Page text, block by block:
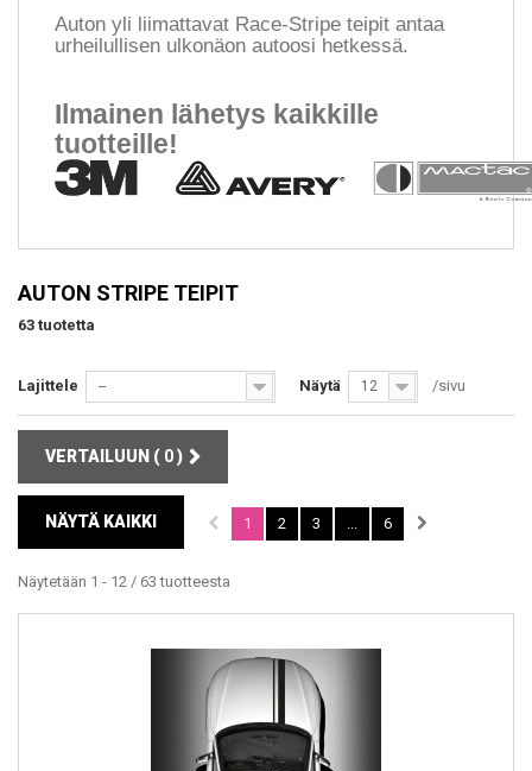
Auton yli liimattavat Race-Stripe teipit antaa
urheilullisen ulkonäon autoosi hetkessä.
Ilmainen lähetys kaikkille
tuotteille!
AUTON STRIPE TEIPIT
63 tuotetta
Lajittele -- Näytä 12 /sivu
VERTAILUUN ( 0)
NÄYTÄ KAIKKI 1 2 3 6
Näytetään 1 - 12 / 63 tuotteesta